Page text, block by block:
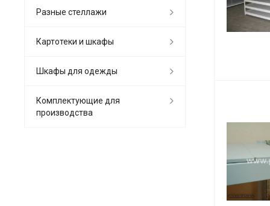
Разные стеллажи
Картотеки и шкафы
Шкафы для одежды
Комплектующие для
производства